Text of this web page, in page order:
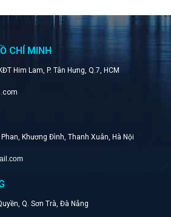
CHÍ MINH
Him Lam, P. Tân Hưng, Q.7, HCM
Khương Đình, Thanh Xuân, Hà Nội
Q. Sơn Trà, Đà Nẵng